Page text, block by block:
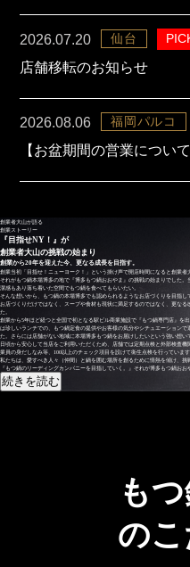
2026.07.20 仙台
店舗移転のお知らせ
2026.08.06 福岡パルコ
【お盆期間の営業について
創業者大山が語る
創業ストーリー
『目指せNY！』が
創業者大山の挑戦の始まり
創業から20年を迎えた今、更なる成長を目指す。
創業当初「目指せ！ニューヨーク！」という掛け声で開店時間になると創業者
それがもつ鍋本場博多の地で『博多もつ鍋おおやま』の挑戦の始まりでした
潔感もあり落ち着いた空間でもつ鍋を食べてもらいたい。
そんな想いから、もつ鍋の本場博多でも認められるようなお店づくりを目指し
お店づくりだけではなく、スープや食材も現状に満足するのではなく、更な
た。
創業から5年ほど経つと全国で初となる駅ビル商業施設で『もつ鍋専門店』を
は珍しいランチでの、もつ鍋定食の提供やお客様の気分やシチュエーション
た。さらには店舗がない地域に本場博多もつ鍋をお届けしたいという強い想い
日頃から安心して当店をご利用いただくため、店舗では定期点検と外部検査
業員の身だしなみ等、100以上のチェック項目を設けて衛生点検を行っていま
私たちは、愛すべき人々（仲間）と鍋を囲む場所を創るために情熱を傾け、
『もつ鍋のリーディングカンパニーを目指していく。』それが博多もつ鍋おお
続きを読む
も
のこ